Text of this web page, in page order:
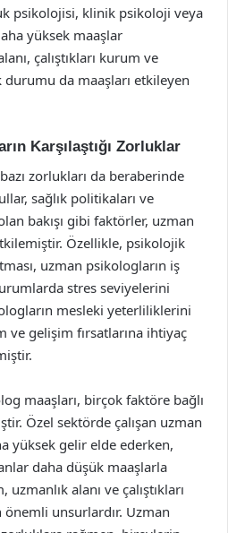
psikolojisi, klinik psikoloji veya
yüksek maaşlar
çalıştıkları kurum ve
da maaşları etkileyen
Karşılaştığı Zorluklar
zorlukları da beraberinde
sağlık politikaları ve
bakışı gibi faktörler, uzman
Özellikle, psikolojik
uzman psikologların iş
stres seviyelerini
mesleki yeterliliklerini
ve gelişim fırsatlarına ihtiyaç
maaşları, birçok faktöre bağlı
Özel sektörde çalışan uzman
yüksek gelir elde ederken,
daha düşük maaşlarla
alanı ve çalıştıkları
unsurlardır. Uzman